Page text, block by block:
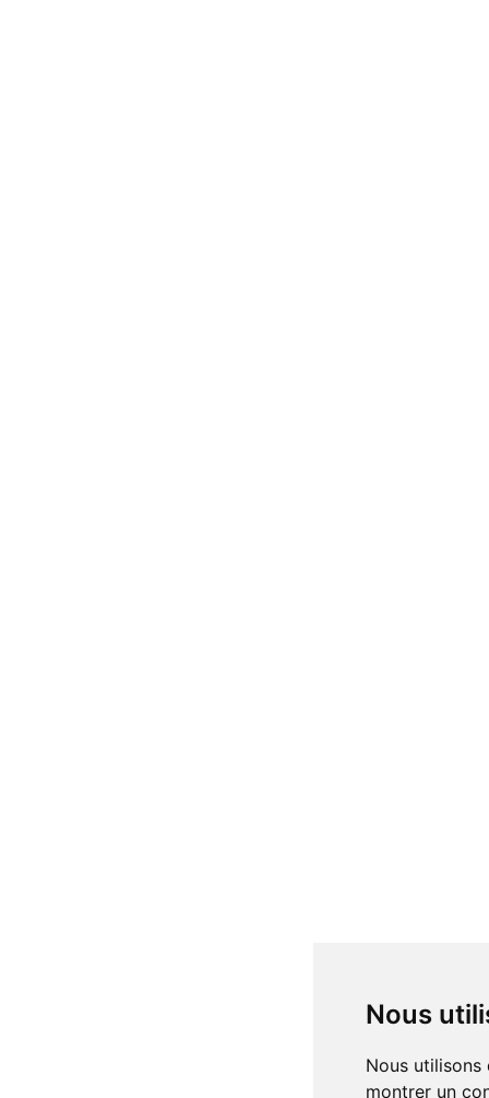
Nous
Nous utilisons des cookies et d'autres technologies de suivi pour améliorer votre expérience de navigation sur notre site, pour vous
montrer un